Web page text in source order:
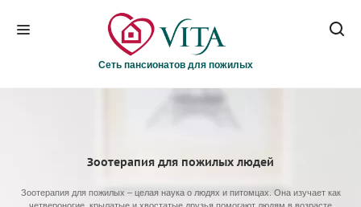
Сеть пансионатов для пожилых
Зоотерапия для пожилых людей
Зоотерапия для пожилых – целая наука о людях и питомцах. Она изучает как